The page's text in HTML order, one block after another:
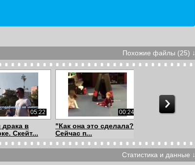
Похожие файлы (25) ↓
05:22
драка в
Скейт...
00:24
"Как она это сделала?
Сейчас п...
Статистика и данные ↓